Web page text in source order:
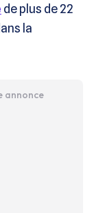
de plus de 22
la
annonce